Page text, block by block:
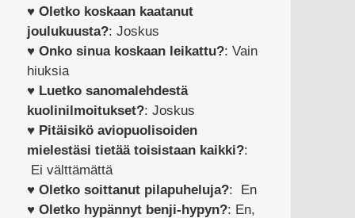
♥ Oletko koskaan kaatanut
joulukuusta?: Joskus
♥ Onko sinua koskaan leikattu?: Vain
hiuksia
♥ Luetko sanomalehdestä
kuolinilmoitukset?: Joskus
♥ Pitäisikö aviopuolisoiden
mielestäsi tietää toisistaan kaikki?:
Ei välttämättä
♥ Oletko soittanut pilapuheluja?: En
♥ Oletko hypännyt benji-hypyn?: En,